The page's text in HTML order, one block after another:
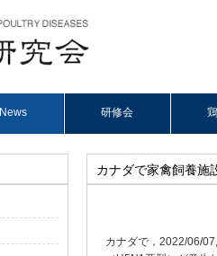
News 研修会
カナダで家禽飼養施
カナダで，2022/06/